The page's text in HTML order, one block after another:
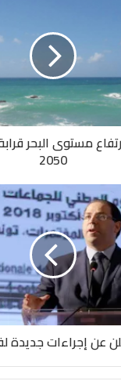
2050
عن إجراءات جديدة